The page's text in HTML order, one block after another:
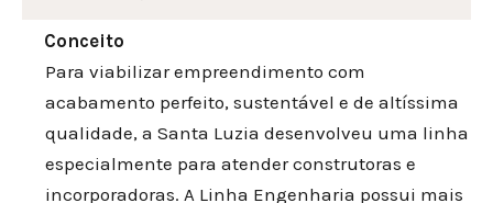
Conceito
Para viabilizar empreendimento com
acabamento perfeito, sustentável e de altíssima
qualidade, a Santa Luzia desenvolveu uma linha
especialmente para atender construtoras e
incorporadoras. A Linha Engenharia possui mais